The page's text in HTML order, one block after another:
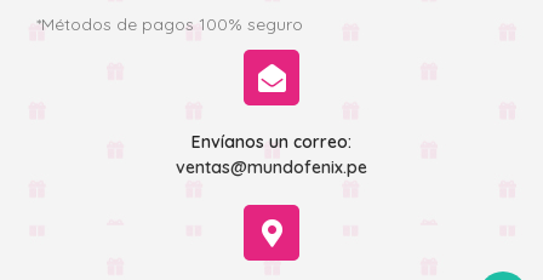
*Métodos de pagos 100% seguro
Envíanos un correo:
ventas@mundofenix.pe